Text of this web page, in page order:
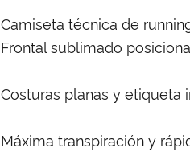
Camiseta técnica de
Frontal sublimado
Costuras planas y etiqueta
Máxima transpiración y